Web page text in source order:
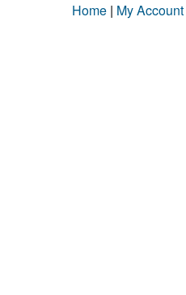
Home | My Account